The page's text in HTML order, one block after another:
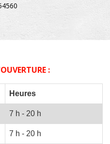
:
Heures
7 h - 20 h
7 h - 20 h